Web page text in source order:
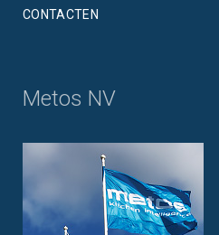
CONTACTEN
Metos NV